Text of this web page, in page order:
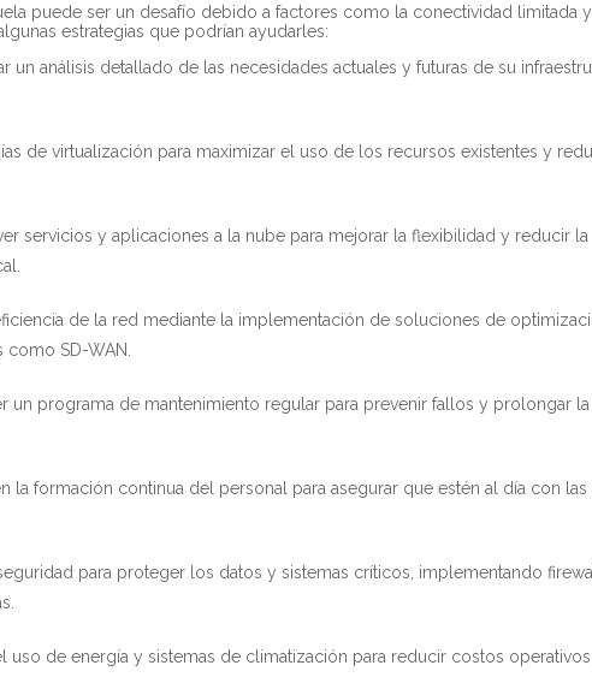
puede ser un desafío debido a factores como la conectividad limitada
estrategias que podrían ayudarles:
un análisis detallado de las necesidades actuales y futuras de su
de virtualización para maximizar el uso de los recursos existentes y
servicios y aplicaciones a la nube para mejorar la flexibilidad y reducir la
de la red mediante la implementación de soluciones de
SD-WAN.
un programa de mantenimiento regular para prevenir fallos y prolongar la
la formación continua del personal para asegurar que estén al día con las
para proteger los datos y sistemas críticos, implementando
uso de energía y sistemas de climatización para reducir costos